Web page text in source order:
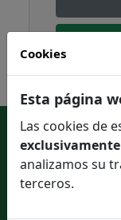
Enlaces de interés
Contactar con
Cookies
Esta página
Las cookies de
analizamos su
terceros.